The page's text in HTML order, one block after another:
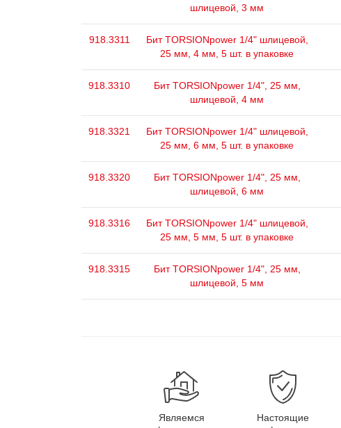
шлицевой, 3 мм
918.3311
Бит TORSIONpower 1/4" шлицевой,
25 мм, 4 мм, 5 шт. в упаковке
918.3310
Бит TORSIONpower 1/4", 25 мм,
шлицевой, 4 мм
918.3321
Бит TORSIONpower 1/4" шлицевой,
25 мм, 6 мм, 5 шт. в упаковке
918.3320
Бит TORSIONpower 1/4", 25 мм,
шлицевой, 6 мм
918.3316
Бит TORSIONpower 1/4" шлицевой,
25 мм, 5 мм, 5 шт. в упаковке
918.3315
Бит TORSIONpower 1/4", 25 мм,
шлицевой, 5 мм
Являемся
Настоящие